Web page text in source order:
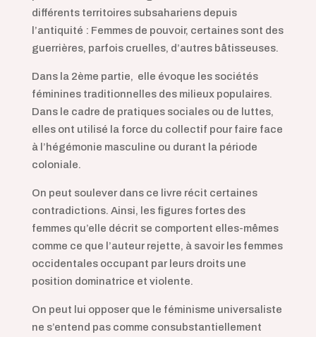
différents territoires subsahariens depuis
l’antiquité : Femmes de pouvoir, certaines sont des
guerrières, parfois cruelles, d’autres bâtisseuses.
Dans la 2ème partie, elle évoque les sociétés
féminines traditionnelles des milieux populaires.
Dans le cadre de pratiques sociales ou de luttes,
elles ont utilisé la force du collectif pour faire face
à l’hégémonie masculine ou durant la période
coloniale.
On peut soulever dans ce livre récit certaines
contradictions. Ainsi, les figures fortes des
femmes qu’elle décrit se comportent elles-mêmes
comme ce que l’auteur rejette, à savoir les femmes
occidentales occupant par leurs droits une
position dominatrice et violente.
On peut lui opposer que le féminisme universaliste
ne s’entend pas comme consubstantiellement